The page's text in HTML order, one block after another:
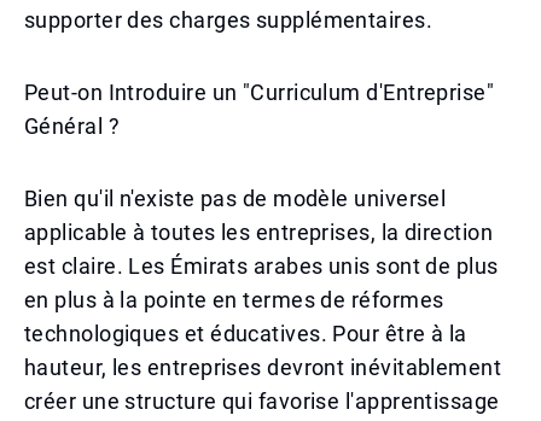
supporter des charges supplémentaires.
Peut-on Introduire un "Curriculum d'Entreprise"
Général ?
Bien qu'il n'existe pas de modèle universel
applicable à toutes les entreprises, la direction
est claire. Les Émirats arabes unis sont de plus
en plus à la pointe en termes de réformes
technologiques et éducatives. Pour être à la
hauteur, les entreprises devront inévitablement
créer une structure qui favorise l'apprentissage